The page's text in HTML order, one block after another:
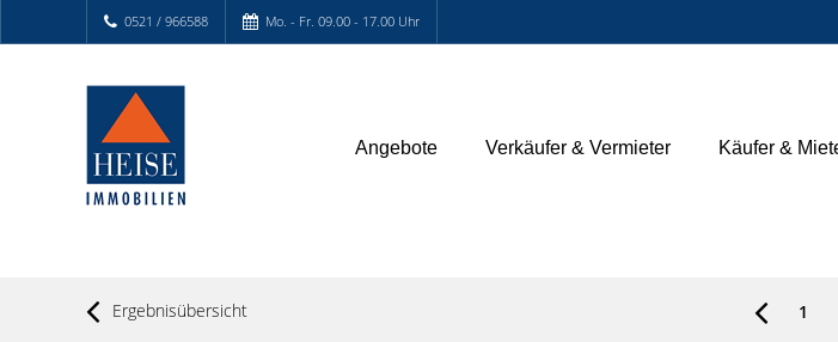
0521 / 966588 Mo. - Fr. 09.00 - 17.00 Uhr
Angebote Verkäufer & Vermieter Käufer &
Ergebnisübersicht 1